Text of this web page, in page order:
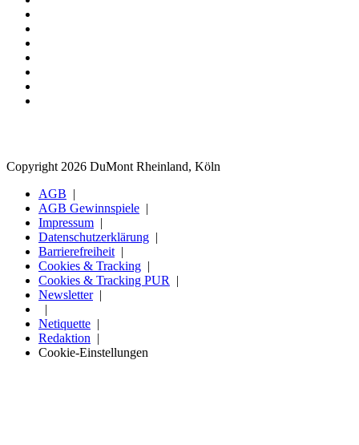
Copyright 2026 DuMont Rheinland, Köln
AGB
AGB Gewinnspiele
Impressum
Datenschutzerklärung
Barrierefreiheit
Cookies & Tracking
Cookies & Tracking PUR
Newsletter
Netiquette
Redaktion
Cookie-Einstellungen